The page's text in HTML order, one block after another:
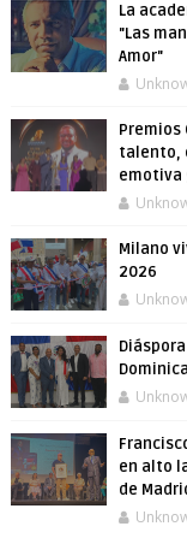
La
"Las
Amor"
Premios
talento,
emotiva
Milano
2026
en alto
de